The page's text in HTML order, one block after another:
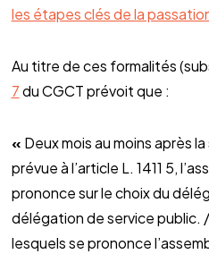
les étapes clés de la
Au titre de ces formalités
7du CGCT prévoit que :
« Deux mois au moins après
prévue à l’article L. 1411 5,
prononce sur le choix du
délégation de service public.
lesquels se prononce